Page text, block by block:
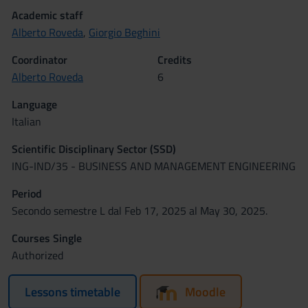
Academic staff
Alberto Roveda, Giorgio Beghini
Coordinator
Alberto Roveda
Credits
6
Language
Italian
Scientific Disciplinary Sector (SSD)
ING-IND/35 - BUSINESS AND MANAGEMENT ENGINEERING
Period
Secondo semestre L dal Feb 17, 2025 al May 30, 2025.
Courses Single
Authorized
Lessons timetable Moodle